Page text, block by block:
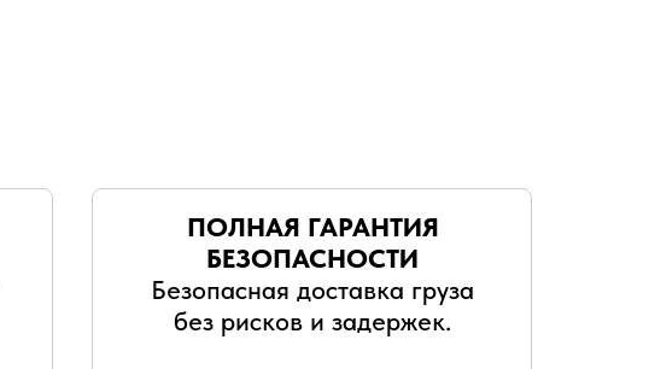
ПОЛНАЯ ГАРАНТИЯ
БЕЗОПАСНОСТИ
Безопасная доставка груза
без рисков и задержек.